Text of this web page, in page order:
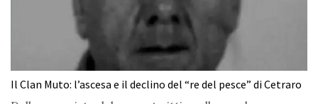
Il Clan Muto: l’ascesa e il declino del “re del pesce” di Cetraro